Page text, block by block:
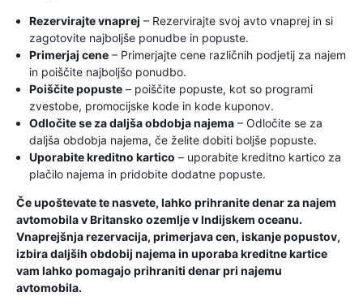
Rezervirajte vnaprej – Rezervirajte svoj avto vnaprej in si
zagotovite najboljše ponudbe in popuste.
Primerjaj cene – Primerjajte cene različnih podjetij za najem
in poiščite najboljšo ponudbo.
Poiščite popuste – poiščite popuste, kot so programi
zvestobe, promocijske kode in kode kuponov.
Odločite se za daljša obdobja najema – Odločite se za
daljša obdobja najema, če želite dobiti boljše popuste.
Uporabite kreditno kartico – uporabite kreditno kartico za
plačilo najema in pridobite dodatne popuste.
Če upoštevate te nasvete, lahko prihranite denar za najem
avtomobila v Britansko ozemlje v Indijskem oceanu.
Vnaprejšnja rezervacija, primerjava cen, iskanje popustov,
izbira daljših obdobij najema in uporaba kreditne kartice
vam lahko pomagajo prihraniti denar pri najemu
avtomobila.